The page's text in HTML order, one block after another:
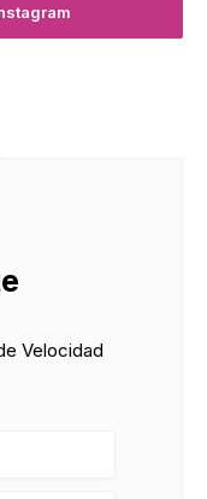
Velocidad